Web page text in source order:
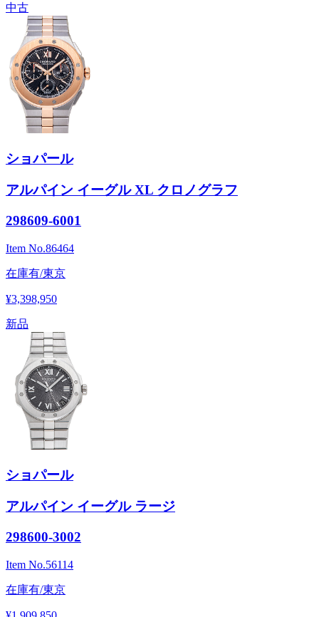
中古
ショパール
アルパイン イーグル XL クロノグラフ
298609-6001
Item No.86464
在庫有/東京
¥3,398,950
新品
ショパール
アルパイン イーグル ラージ
298600-3002
Item No.56114
在庫有/東京